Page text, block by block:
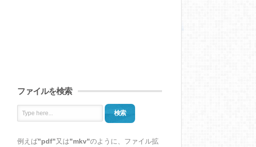
ファイルを検索
検索
例えば"pdf"又は"mkv"のように、ファイル拡